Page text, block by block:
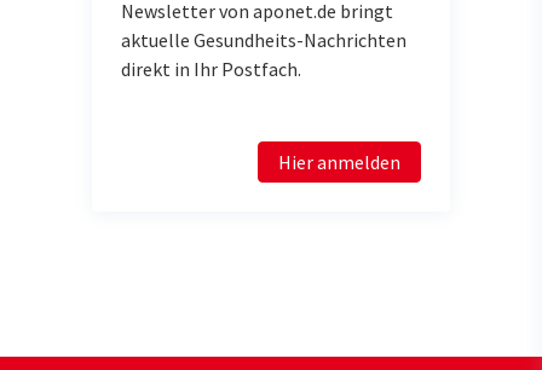
Newsletter von aponet.de bringt
aktuelle Gesundheits-Nachrichten
direkt in Ihr Postfach.
Hier anmelden